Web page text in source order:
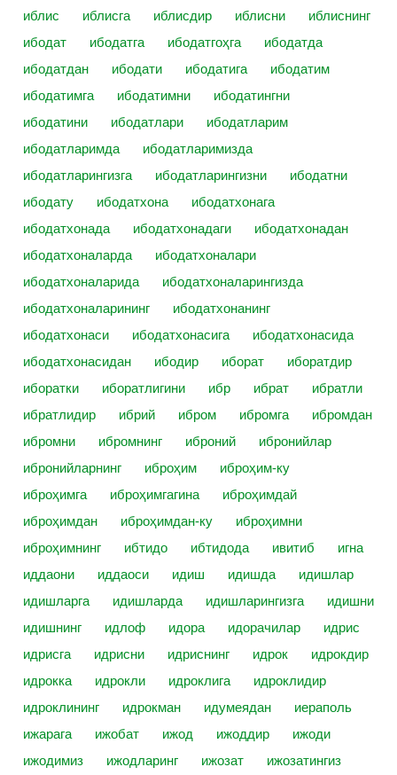
иблис иблисга иблисдир иблисни
иблиснинг
ибодат
ибодатга ибодатгоҳга
ибодатда
ибодатдан
ибодати ибодатига
ибодатим
ибодатимга
ибодатимни
ибодатингни
ибодатини
ибодатлари
ибодатларим
ибодатларимда
ибодатларимизда
ибодатларингизга
ибодатларингизни
ибодатни
ибодату
ибодатхона
ибодатхонага
ибодатхонада
ибодатхонадаги
ибодатхонадан
ибодатхоналарда
ибодатхоналари
ибодатхоналарида
ибодатхоналарингизда
ибодатхоналарининг
ибодатхонанинг
ибодатхонаси
ибодатхонасига
ибодатхонасида
ибодатхонасидан
ибодир иборат
иборатдир
иборатки
иборатлигини ибр ибрат
ибратли
ибратлидир
ибрий ибром ибромга
ибромдан
ибромни
ибромнинг иброний
ибронийлар
ибронийларнинг
иброҳим
иброҳим-ку
иброҳимга
иброҳимгагина
иброҳимдай
иброҳимдан
иброҳимдан-ку
иброҳимни
иброҳимнинг
ибтидо ибтидода ивитиб
игна
иддаони
иддаоси идиш идишда
идишлар
идишларга
идишларда идишларингизга
идишни
идишнинг
идлоф идора идорачилар
идрис
идрисга
идрисни идриснинг идрок
идрокдир
идрокка
идрокли идроклига
идроклидир
идроклининг
идрокман идумеядан
иераполь
ижарага
ижобат ижод ижоддир
ижоди
ижодимиз
ижодларинг ижозат
ижозатингиз